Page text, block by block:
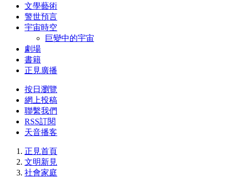
文學藝術
警世預言
宇宙時空
巨變中的宇宙
劇場
書籍
正見廣播
按日瀏覽
網上投稿
聯繫我們
RSS訂閱
天音播客
正見首頁
文明新見
社會家庭